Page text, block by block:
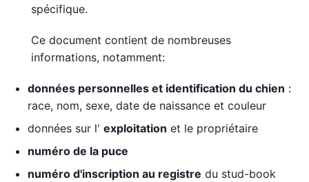
spécifique.
Ce document contient de nombreuses
informations, notamment:
données personnelles et identification du chien :
race, nom, sexe, date de naissance et couleur
données sur l' exploitation et le propriétaire
numéro de la puce
numéro d'inscription au registre du stud-book